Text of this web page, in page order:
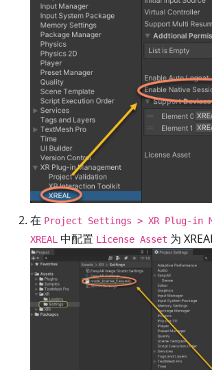
在 Project Settings > XR Plug-in
XREAL 中配置 License Asset 为